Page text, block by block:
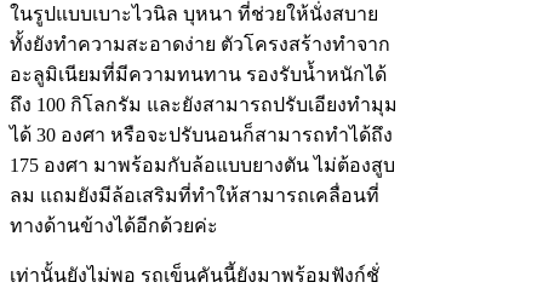
ในรูปแบบเบาะไวนิล บุหนา ที่ช่วยให้นั่งสบาย
ทั้งยังทำความสะอาดง่าย ตัวโครงสร้างทำจาก
อะลูมิเนียมที่มีความทนทาน รองรับน้ำหนักได้
ถึง 100 กิโลกรัม และยังสามารถปรับเอียงทำมุม
ได้ 30 องศา หรือจะปรับนอนก็สามารถทำได้ถึง
175 องศา มาพร้อมกับล้อแบบยางตัน ไม่ต้องสูบ
ลม แถมยังมีล้อเสริมที่ทำให้สามารถเคลื่อนที่
ทางด้านข้างได้อีกด้วยค่ะ
เท่านั้นยังไม่พอ รถเข็นคันนี้ยังมาพร้อมฟังก์ชั่